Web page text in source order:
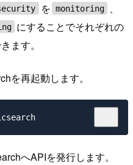
を monitoring 、
にすることでそれぞれの
ます。
を再起動します。
へAPIを発行します。